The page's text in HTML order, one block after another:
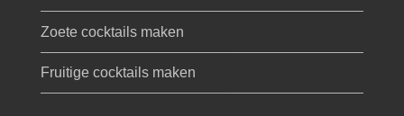
Zoete cocktails maken
Fruitige cocktails maken